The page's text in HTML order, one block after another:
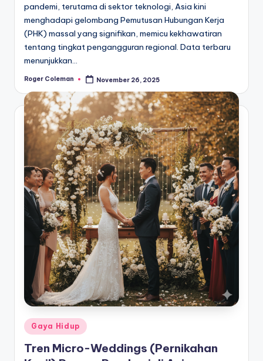
pandemi, terutama di sektor teknologi, Asia kini
menghadapi gelombang Pemutusan Hubungan Kerja
(PHK) massal yang signifikan, memicu kekhawatiran
tentang tingkat pengangguran regional. Data terbaru
menunjukkan…
Posted
Roger Coleman November 26, 2025
Posted
in
Gaya Hidup
Tren Micro-Weddings (Pernikahan